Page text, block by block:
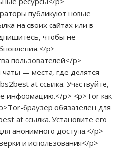
публикуют новые
на своих сайтах или в
чтобы не
p>
пользователей</p>
— места, где делятся
at ссылка. Участвуйте,
информацию.</p> <p>Tor как
браузер обязателен для
at ссылка. Установите его
анонимного доступа.</p>
и использования</p>